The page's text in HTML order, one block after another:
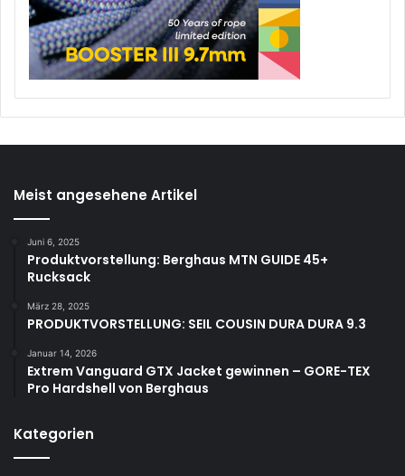
Meist angesehene Artikel
Juni 6, 2025
Produktvorstellung: Berghaus MTN GUIDE 45+
Rucksack
März 28, 2025
PRODUKTVORSTELLUNG: SEIL COUSIN DURA DURA 9.3
Januar 14, 2026
Extrem Vanguard GTX Jacket gewinnen – GORE-TEX
Pro Hardshell von Berghaus
Kategorien